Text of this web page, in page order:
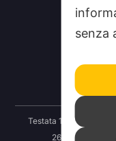
Testata 100 Notizie:
2625/2024 del
senza